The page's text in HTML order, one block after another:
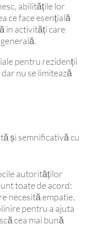
abilitățile lor
ce face esențială
în activități care
pentru rezidenții
nu se limitează
și semnificativă cu
autorităților
toate de acord:
necesită empatie,
pentru a ajuta
cea mai bună